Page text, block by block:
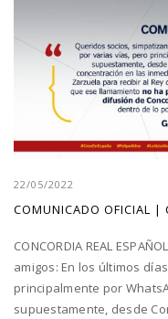
22/05/2022
COMUNICADO OFICIAL |
CONCORDIA REAL
amigos: En los últimos
principalmente por
supuestamente, desde